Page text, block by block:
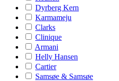
Dyrberg Kern
Karmameju
Clarks
Clinique
Armani
Helly Hansen
Cartier
Samsøe & Samsøe